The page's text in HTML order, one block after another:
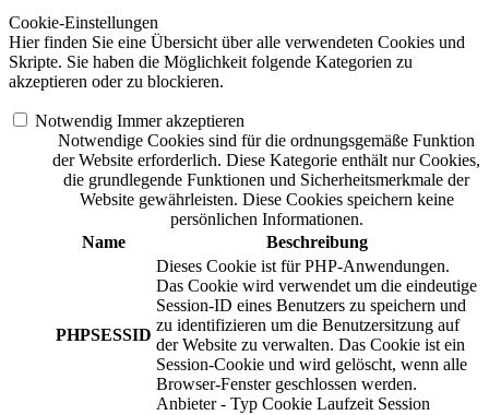
Cookie-Einstellungen
Hier finden Sie eine Übersicht über alle verwendeten Cookies und
Skripte. Sie haben die Möglichkeit folgende Kategorien zu
akzeptieren oder zu blockieren.
Notwendig Immer akzeptieren
Notwendige Cookies sind für die ordnungsgemäße Funktion
der Website erforderlich. Diese Kategorie enthält nur Cookies,
die grundlegende Funktionen und Sicherheitsmerkmale der
Website gewährleisten. Diese Cookies speichern keine
persönlichen Informationen.
Name
Beschreibung
PHPSESSID
Dieses Cookie ist für PHP-Anwendungen.
Das Cookie wird verwendet um die eindeutige
Session-ID eines Benutzers zu speichern und
zu identifizieren um die Benutzersitzung auf
der Website zu verwalten. Das Cookie ist ein
Session-Cookie und wird gelöscht, wenn alle
Browser-Fenster geschlossen werden.
Anbieter - Typ Cookie Laufzeit Session